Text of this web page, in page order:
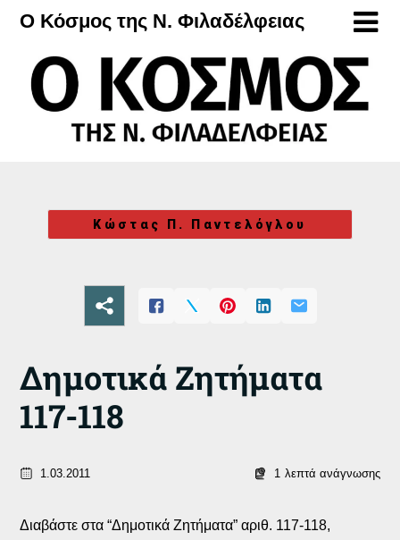
Μετάβαση
περιεχόμενο
Ο Κόσμος της Ν. Φιλαδέλφειας
Κώστας Π. Παντελόγλου
Δημοτικά Ζητήματα
117-118
1.03.2011 1 λεπτά ανάγνωσης
Διαβάστε στα “Δημοτικά Ζητήματα” αριθ. 117-118,